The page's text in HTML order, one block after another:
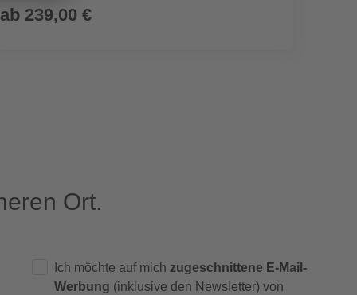
ab 239,00 €
Ort.
Ich möchte auf mich zugeschnittene E-Mail-
Werbung (inklusive den Newsletter) von